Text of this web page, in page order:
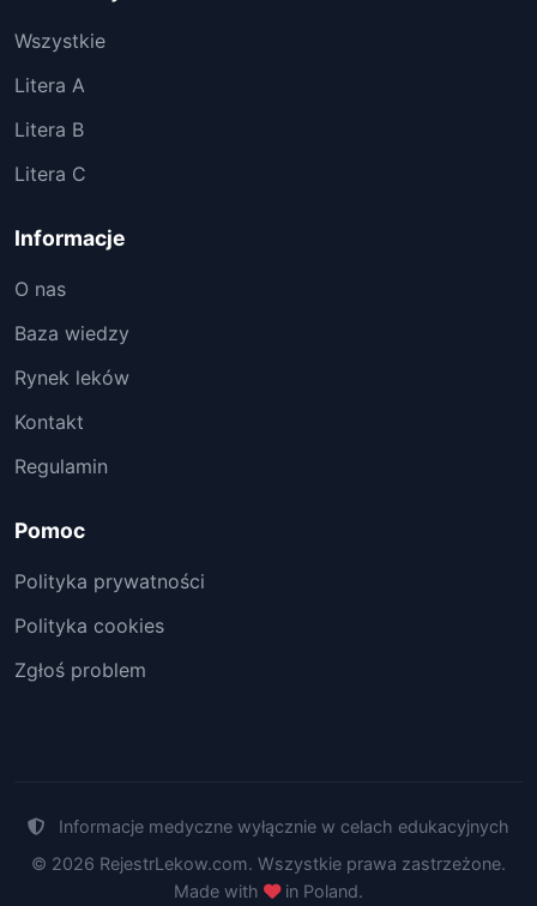
Wszystkie
Litera A
Litera B
Litera C
Informacje
O nas
Baza wiedzy
Rynek leków
Kontakt
Regulamin
Pomoc
Polityka prywatności
Polityka cookies
Zgłoś problem
Informacje medyczne wyłącznie w celach edukacyjnych
© 2026 RejestrLekow.com. Wszystkie prawa zastrzeżone.
Made with
in Poland.